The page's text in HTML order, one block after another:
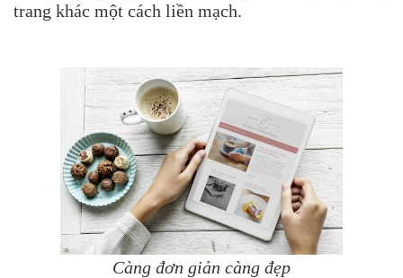
trang khác một cách liền mạch.
Càng đơn giản càng đẹp